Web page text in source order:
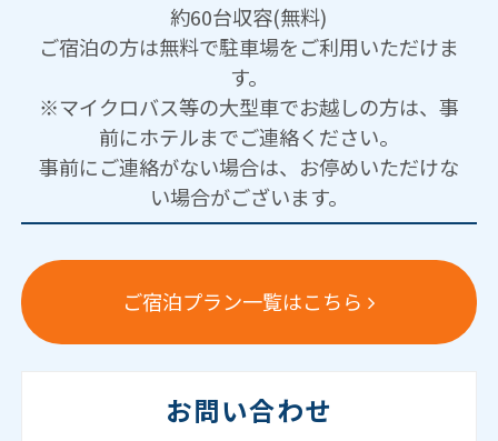
約60台収容(無料)
ご宿泊の方は無料で駐車場をご利用いただけま
す。
※マイクロバス等の大型車でお越しの方は、事
前にホテルまでご連絡ください。
事前にご連絡がない場合は、お停めいただけな
い場合がございます。
ご宿泊プラン一覧はこちら
お問い合わせ